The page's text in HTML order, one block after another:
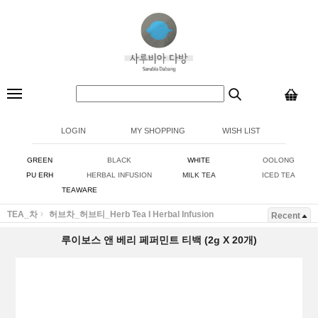
LOGIN MY SHOPPING WISH LIST
GREEN BLACK WHITE
OOLONG
PU ERH
HERBAL INFUSION MILK TEA
ICED TEA
TEAWARE
TEA_차 허브차_허브티_Herb Tea I Herbal Infusion Recent
루이보스 앤 베리 페퍼민트 티백 (2g X 20개)